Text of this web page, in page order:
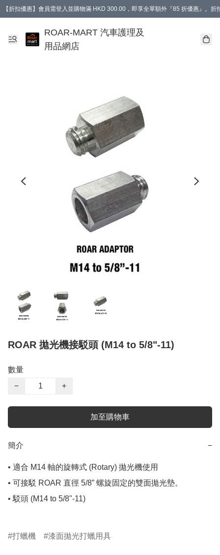
【折扣優惠】會員需登入並購物滿 HKD 300.00，即享全單額外『85 折優惠』。
【會員禮遇】會員消費滿 HKD 400.00，即可獲贈【德國LIQUI MOLY 汽車風口香
ROAR-MART 汽車護理及
用品網店
ROAR 拋光機接駁頭 (M14 to 5/8"-11)
數量
−
+
加至購物車
簡介 −
• 適合 M14 軸的旋轉式 (Rotary) 拋光機使用
• 可接駁 ROAR 直徑 5/8” 螺旋固定的雙面拋光墊。
• 駁頭 (M14 to 5/8"-11)
打蠟機 漆面拋光打蠟用具